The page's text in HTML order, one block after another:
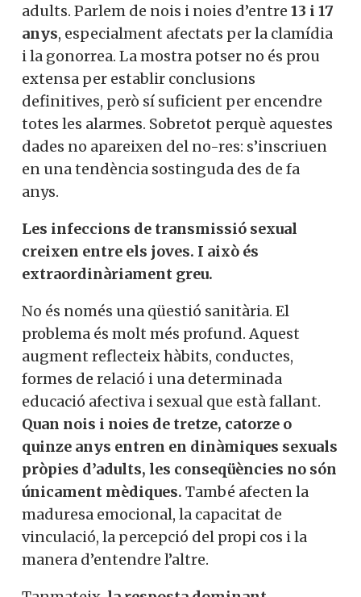
adults. Parlem de nois i noies d’entre 13 i 17
anys, especialment afectats per la clamídia
i la gonorrea. La mostra potser no és prou
extensa per establir conclusions
definitives, però sí suficient per encendre
totes les alarmes. Sobretot perquè aquestes
dades no apareixen del no-res: s’inscriuen
en una tendència sostinguda des de fa
anys.
Les infeccions de transmissió sexual
creixen entre els joves. I això és
extraordinàriament greu.
No és només una qüestió sanitària. El
problema és molt més profund. Aquest
augment reflecteix hàbits, conductes,
formes de relació i una determinada
educació afectiva i sexual que està fallant.
Quan nois i noies de tretze, catorze o
quinze anys entren en dinàmiques sexuals
pròpies d’adults, les conseqüències no són
únicament mèdiques. També afecten la
maduresa emocional, la capacitat de
vinculació, la percepció del propi cos i la
manera d’entendre l’altre.